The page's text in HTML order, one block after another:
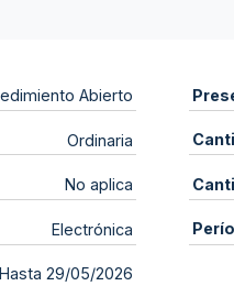
Abierto
Ordinaria
No aplica
Electrónica
Hasta 29/05/2026